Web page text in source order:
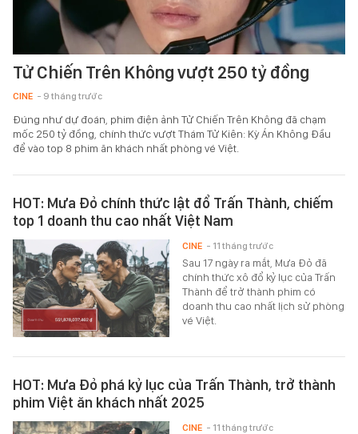
Tử Chiến Trên Không vượt 250 tỷ đồng
CINE - 9 tháng trước
Đúng như dự đoán, phim điện ảnh Tử Chiến Trên Không đã chạm
mốc 250 tỷ đồng, chính thức vượt Thám Tử Kiên: Kỳ Án Không Đầu
để vào top 8 phim ăn khách nhất phòng vé Việt.
HOT: Mưa Đỏ chính thức lật đổ Trấn Thành, chiếm
top 1 doanh thu cao nhất Việt Nam
Sau 17 ngày ra mắt, Mưa Đỏ đã
chính thức xô đổ kỷ lục của Trấn
Thành để trở thành phim có
doanh thu cao nhất lịch sử phòng
vé Việt.
CINE - 11 tháng trước
HOT: Mưa Đỏ phá kỷ lục của Trấn Thành, trở thành
phim Việt ăn khách nhất 2025
CINE - 11 tháng trước